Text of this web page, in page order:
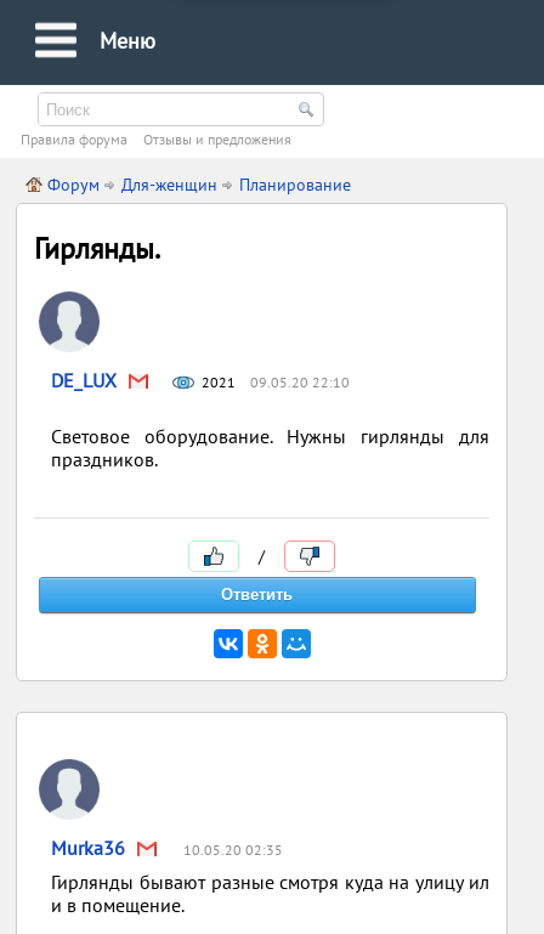
Меню
Правила форума Oтзывы и предложения
Форум Для-женщин Планирование
Гирлянды.
DE_LUX 2021 09.05.20 22:10
Световое оборудование. Нужны гирлянды для
праздников.
/
Murka36 10.05.20 02:35
Гирлянды бывают разные смотря куда на улицу ил
и в помещение.